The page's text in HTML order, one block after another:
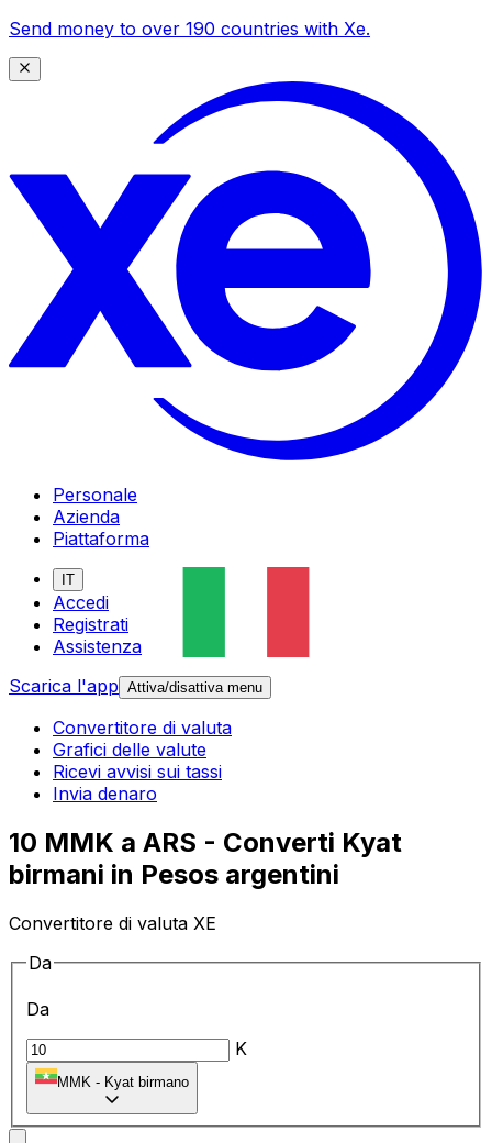
Send money to over 190 countries with Xe.
Personale
Azienda
Piattaforma
IT
Accedi
Registrati
Assistenza
Scarica l'app Attiva/disattiva menu
Convertitore di valuta
Grafici delle valute
Ricevi avvisi sui tassi
Invia denaro
10 MMK a ARS - Converti Kyat
birmani in Pesos argentini
Convertitore di valuta XE
Da
Da
K
MMK - Kyat birmano